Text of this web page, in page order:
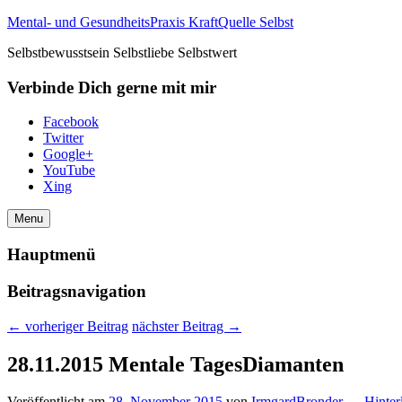
Mental- und GesundheitsPraxis KraftQuelle Selbst
Selbstbewusstsein Selbstliebe Selbstwert
Verbinde Dich gerne mit mir
Facebook
Twitter
Google+
YouTube
Xing
Menu
Hauptmenü
Beitragsnavigation
← vorheriger Beitrag nächster Beitrag →
28.11.2015 Mentale TagesDiamanten